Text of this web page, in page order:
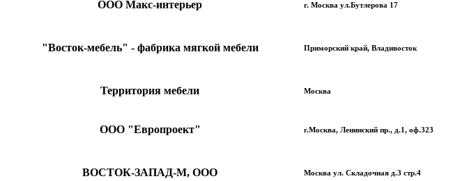
ООО Макс-интерьер г. Москва ул.Бутлерова 17
"Восток-мебель" - фабрика мягкой мебели Приморский край, Владивосток
Территория мебели Москва
ООО "Европроект" г.Москва, Ленинский пр., д.1, оф.323
ВОСТОК-ЗАПАД-М, ООО Москва ул. Складочная д.3 стр.4